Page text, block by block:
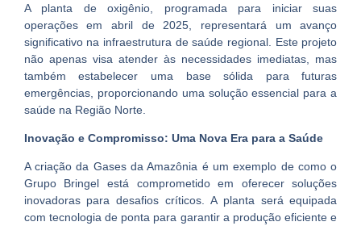
A planta de oxigênio, programada para iniciar suas
operações em abril de 2025, representará um avanço
significativo na infraestrutura de saúde regional. Este projeto
não apenas visa atender às necessidades imediatas, mas
também estabelecer uma base sólida para futuras
emergências, proporcionando uma solução essencial para a
saúde na Região Norte.
Inovação e Compromisso: Uma Nova Era para a Saúde
A criação da Gases da Amazônia é um exemplo de como o
Grupo Bringel está comprometido em oferecer soluções
inovadoras para desafios críticos. A planta será equipada
com tecnologia de ponta para garantir a produção eficiente e